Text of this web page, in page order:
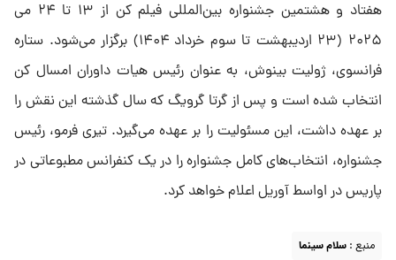
هفتاد و هشتمین جشنواره بین‌المللی فیلم کن از ۱۳ تا ۲۴ می
۲۰۲۵ (۲۳ اردیبهشت تا سوم خرداد ۱۴۰۴) برگزار می‌شود. ستاره
فرانسوی، ژولیت بینوش، به عنوان رئیس هیات داوران امسال کن
انتخاب شده است و پس از گرتا گرویگ که سال گذشته این نقش را
بر عهده داشت، این مسئولیت را بر عهده می‌گیرد. تیری فرمو، رئیس
جشنواره، انتخاب‌های کامل جشنواره را در یک کنفرانس مطبوعاتی در
پاریس در اواسط آوریل اعلام خواهد کرد.
منبع : سلام سینما